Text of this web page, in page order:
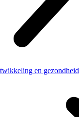
en gezondheid